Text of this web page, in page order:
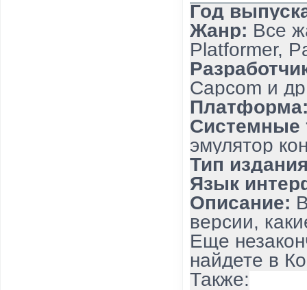
Год
Жанр: Все
Platformer,
Capcom и
Системные
эмулятор
Тип
Язык
Описание:
версии,
Еще
найдете в
Также: